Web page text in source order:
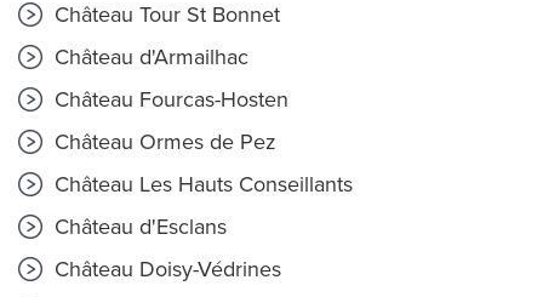
Château Tour St Bonnet
Château d'Armailhac
Château Fourcas-Hosten
Château Ormes de Pez
Château Les Hauts Conseillants
Château d'Esclans
Château Doisy-Védrines